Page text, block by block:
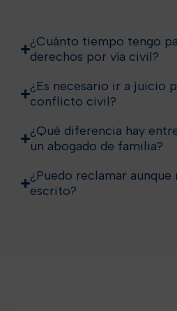
¿Cuánto tiempo tengo
derechos por vía civil?
¿Es necesario ir a juicio
conflicto civil?
¿Qué diferencia hay
un abogado de familia?
¿Puedo reclamar
escrito?